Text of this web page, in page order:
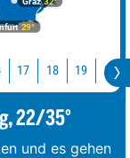
29°
17 18 19 20
22/35°
und es gehen